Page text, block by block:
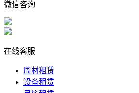
微信咨询
在线客服
周材租赁
设备租赁